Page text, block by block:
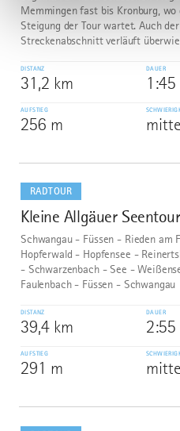
Memmingen fast bis Kronburg, wo
Steigung der Tour wartet. Auch
Streckenabschnitt verläuft
DISTANZ
31,2 km
DAUER
1:45
AUFSTIEG
256 m
RADTOUR
5
Kleine Allgäuer Seentour
Schwangau - Füssen - Rieden am
Hopferwald - Hopfensee -
- Schwarzenbach - See -
Faulenbach - Füssen - Schwangau
DISTANZ
39,4 km
DAUER
2:55
AUFSTIEG
291 m
dazu
dazu